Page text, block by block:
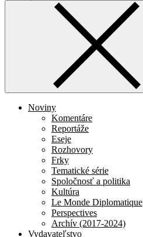
Noviny
Komentáre
Reportáže
Eseje
Rozhovory
Frky
Tematické série
Spoločnosť a politika
Kultúra
Le Monde Diplomatique
Perspectives
Archív (2017-2024)
Vydavateľstvo